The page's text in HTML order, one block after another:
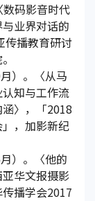
码影音时代
业界对话的
传播教育研讨
）。〈从马
知与工作流
〉，「2018
，加影新纪
）。〈他的
华文报摄影
播学会2017